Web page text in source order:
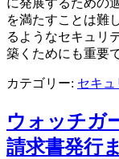
に発展するための
を満たすことは難
るようなセキュリ
築くためにも重要
カテゴリー: セキュ
ウォッチガ
請求書発行